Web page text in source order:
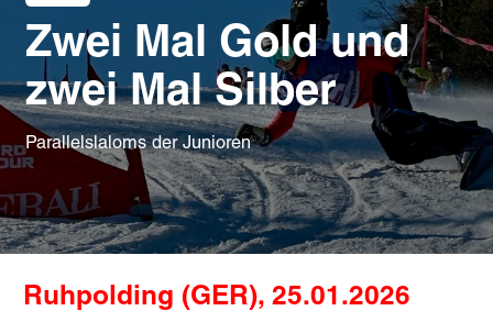
Zwei Mal Gold und
zwei Mal Silber
Parallelslaloms der Junioren
Ruhpolding (GER), 25.01.2026